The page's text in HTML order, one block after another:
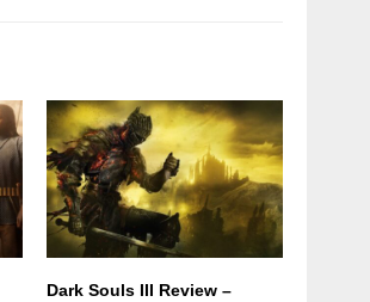
Dark Souls III Review –